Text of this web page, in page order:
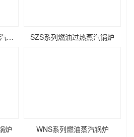
DHS系列中温中压燃油蒸汽锅炉 SZS系列燃油过热蒸汽锅炉
炉 WNS系列燃油蒸汽锅炉